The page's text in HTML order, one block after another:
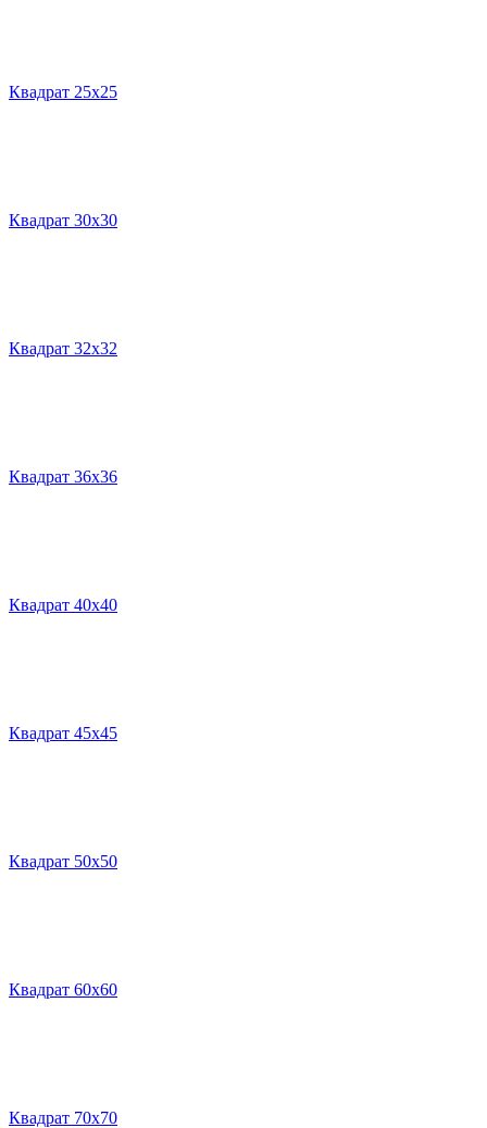
Квадрат 25х25
Квадрат 30х30
Квадрат 32х32
Квадрат 36х36
Квадрат 40х40
Квадрат 45х45
Квадрат 50х50
Квадрат 60х60
Квадрат 70х70